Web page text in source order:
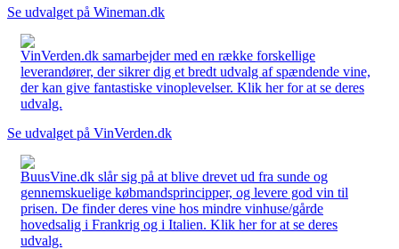
Se udvalget på Wineman.dk
VinVerden.dk samarbejder med en række forskellige
leverandører, der sikrer dig et bredt udvalg af spændende vine,
der kan give fantastiske vinoplevelser. Klik her for at se deres
udvalg.
Se udvalget på VinVerden.dk
BuusVine.dk slår sig på at blive drevet ud fra sunde og
gennemskuelige købmandsprincipper, og levere god vin til
prisen. De finder deres vine hos mindre vinhuse/gårde
hovedsalig i Frankrig og i Italien. Klik her for at se deres
udvalg.